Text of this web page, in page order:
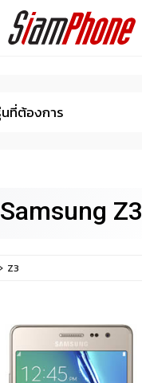
Samsung Z3
Z3